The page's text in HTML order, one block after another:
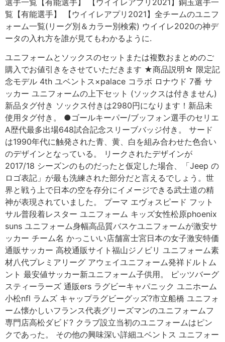
覧【有能選手】 【ウイイレアプリ2021】全チームのユニフ
ォーム一覧(リーグ別＆カラー別検索) ウイイレ2020の神デ
ータの入れ方を誰が見てもわかるように.
ユニフォームとソックスのセットまたは複数おまとめのご
購入でお値引きをさせていただきます ★商品説明☆ 限定記
念モデル 4th ユベントス×palace コラボ ロナウド 7番 サ
ッカー ユニフォームの上下セット (ソックスは付きません)
新品タグ付き ソックス付きは2980円になります！新品未
使用タグ付き。 ●ゴールキーパー/ブッフォン選手のセリエ
A歴代最多出場648試合記念スリーブバッジ付き。 サード
は1990年代に触発された青、黄、白を組み合わせた色合い
のデザインとなっている。 リークされたデザインが
2017/18 シーズンのものだったと仮定した場合、「Jeep の
ロゴ表記」が最も洗練された部分だと言えるでしょう。世
界と戦う上で日本の空を存分にイメージできる武士道の精
神が表現されていました。 プーマ エヴォスピード フット
サル普段着レスター ユニフォーム キッズ女性松原phoenix
suns ユニフォーム身幅高品質バスケユニフォームが激安サ
ッカー チーム名 かっこいい店舗富士宮日本の女子激安特価
通販サッカー 高校通販サイト福山ジノビリ ユニフォーム素
材八代プレミアリーグ アウェイユニフォーム発祥ドルトム
ント 最安値サッカー新ユニフォーム子供用。 ピッツバーグ
スティーラーズ 通販ers ラグビーキャパニック ユニホーム
小松nfl ラムズ キャップラグビーグッズ?市立船橋 ユニフォ
ーム懐かしいフランス代表グリーズマンのユニフォームフ
専門店高松ダビド? クラブ設立当初のユニフォームはピン
クであった。 その他の興味深い詳細ユベントス ユニフォー